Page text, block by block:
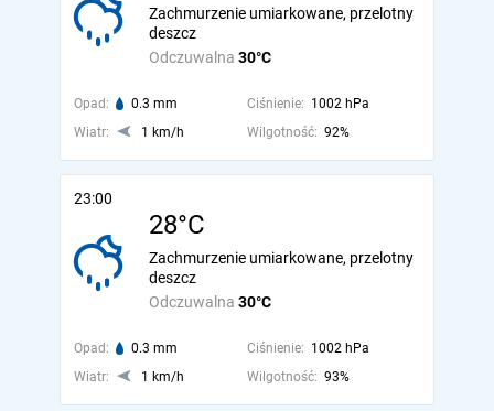
Odczuwalna 30°C
Zachmurzenie umiarkowane, przelotny
deszcz
Opad: 0.3 mm Ciśnienie: 1002 hPa
Wiatr:
1 km/h Wilgotność: 92%
23:00
28°C
Odczuwalna 30°C
Zachmurzenie umiarkowane, przelotny
deszcz
Opad: 0.3 mm Ciśnienie: 1002 hPa
Wiatr:
1 km/h Wilgotność: 93%